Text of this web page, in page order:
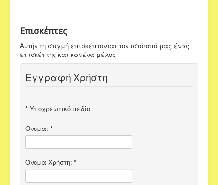
Επισκέπτες
Αυτήν τη στιγμή επισκέπτονται τον ιστότοπό μας ένας
επισκέπτης και κανένα μέλος
Εγγραφή Χρήστη
* Υποχρεωτικό πεδίο
Όνομα: *
Όνομα Χρήστη: *